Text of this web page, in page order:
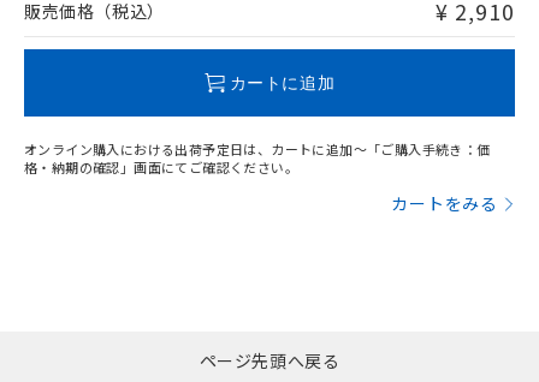
販売価格（税込） ¥ 2,910
カートに追加
オンライン購入における出荷予定日は、カートに追加～「ご購入手続き：価
格・納期の確認」画面にてご確認ください。
カートをみる
ページ先頭へ戻る